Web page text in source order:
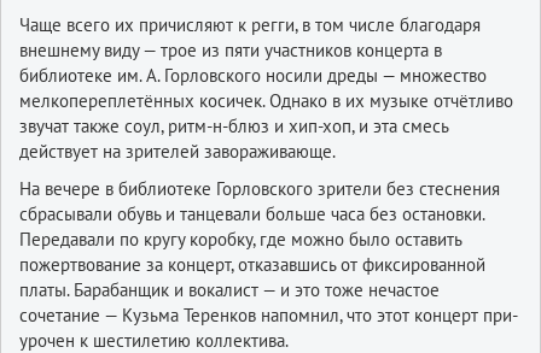
Чаще всего их причисляют к регги, в том числе благодаря
внешнему виду — трое из пяти участников концерта в
библиотеке им. А. Горловского носили дреды — множество
мелкопереплетённых косичек. Однако в их музыке отчётливо
звучат также соул, ритм-н-блюз и хип-хоп, и эта смесь
действует на зрителей завораживающе.
На вечере в библиотеке Горловского зрители без стеснения
сбрасывали обувь и танцевали больше часа без остановки.
Передавали по кругу коробку, где можно было оставить
пожертвование за концерт, отказавшись от фиксированной
платы. Барабанщик и вокалист — и это тоже нечастое
сочетание — Кузьма Теренков напомнил, что этот концерт при-
урочен к шестилетию коллектива.